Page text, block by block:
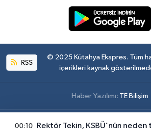
RSS
© 2025 Kütahya Ekspres. Tüm
içerikleri kaynak
Haber Yazılımı: TE Bilişim
00:10
Rektör Tekin, KSBÜ'nün neden